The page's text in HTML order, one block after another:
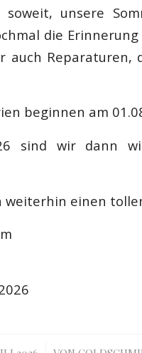
unsere
die
auch
beginnen am
sind wir dann
weiterhin einen